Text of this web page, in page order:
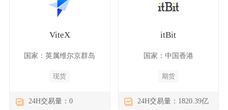
ViteX
国家：英属维尔京群岛
现货
24H交易量：0
itBit
国家：中国香港
期货
24H交易量：1820.39亿